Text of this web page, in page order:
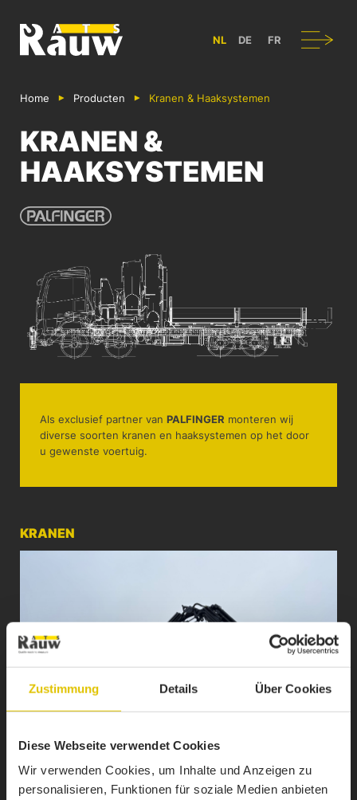
Zustimmung Details Über Cookies
Diese Webseite verwendet Cookies
Wir verwenden Cookies, um Inhalte und Anzeigen zu
personalisieren, Funktionen für soziale Medien anbieten
ATS RAUW - BOUW & ONTWERP VAN BEDRIJFSVOERTUIGEN IN
NL DE FR
Navigatie
Home Producten Kranen & Haaksystemen
KRANEN &
HAAKSYSTEMEN
Als exclusief partner van PALFINGER monteren wij
diverse soorten kranen en haaksystemen op het door
u gewenste voertuig.
KRANEN